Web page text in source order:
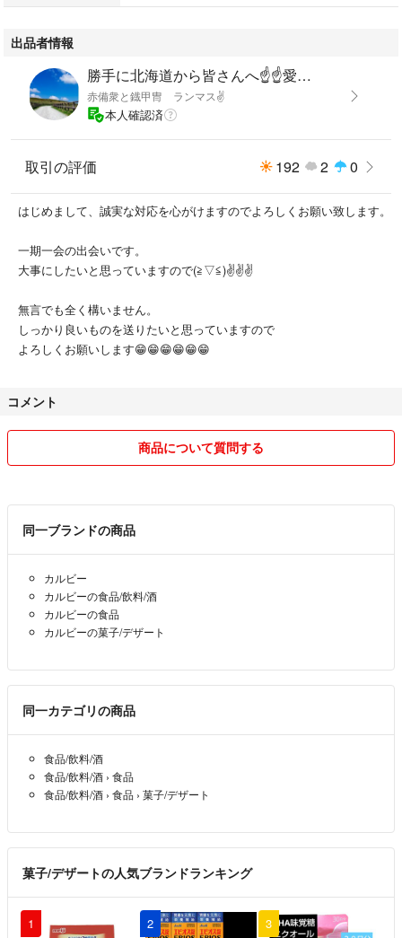
出品者情報
勝手に北海道から皆さんへ☝️☝️愛送りたい🤣
赤備衆と鐡甲冑 ランマス✌️
本人確認済
取引の評価 192 2 0
はじめまして、誠実な対応を心がけますのでよろしくお願い致します。
一期一会の出会いです。
大事にしたいと思っていますので(⁠≧⁠▽⁠≦⁠)✌️✌️✌️
無言でも全く構いません。
しっかり良いものを送りたいと思っていますので
よろしくお願いします😁😁😁😁😁😁
コメント
商品について質問する
同一ブランドの商品
カルビー
カルビーの食品/飲料/酒
カルビーの食品
カルビーの菓子/デザート
同一カテゴリの商品
食品/飲料/酒
食品/飲料/酒 › 食品
食品/飲料/酒 › 食品 › 菓子/デザート
菓子/デザートの人気ブランドランキング
1 2 3